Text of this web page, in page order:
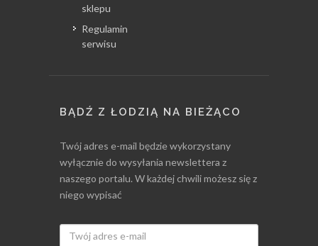
sklepu
Regulamin
serwisu
BĄDŹ Z ŁODZIĄ NA BIEŻĄCO
Twój adres e-mail będzie wykorzystany
wyłącznie do wysyłania newslettera z
naszego portalu. W każdej chwili możesz się z
niego wypisać